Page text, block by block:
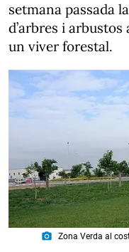
setmana passada
d’arbres i
un viver forestal.
photo_camera Zona Verda al